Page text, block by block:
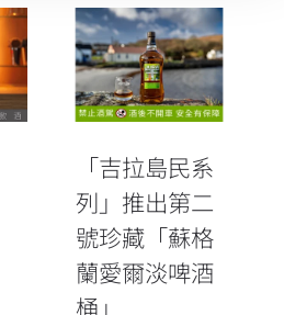
「吉拉島民系
列」推出第二
號珍藏「蘇格
蘭愛爾淡啤酒
桶」
「吉拉島民系
列」推出第二
號珍藏「蘇格
蘭愛爾淡啤酒
桶」